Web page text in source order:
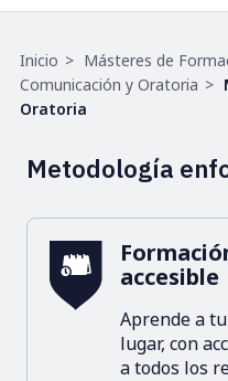
Ruta
de
navegación
Inicio Másteres de
Comunicación y Oratoria
Oratoria
Metodología
accesible
Aprende a
lugar, con
a todos los